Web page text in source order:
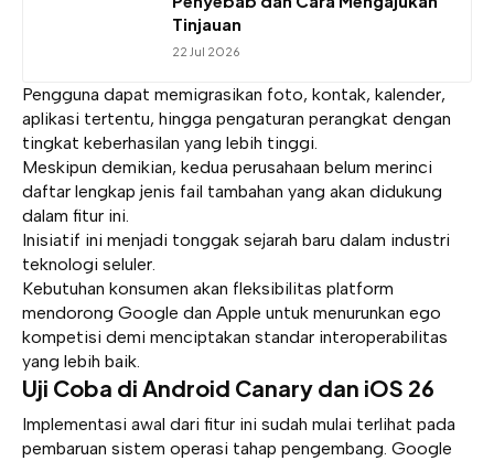
Tinjauan
22 Jul 2026
Pengguna dapat memigrasikan foto, kontak, kalender,
aplikasi tertentu, hingga pengaturan perangkat dengan
tingkat keberhasilan yang lebih tinggi.
Meskipun demikian, kedua perusahaan belum merinci
daftar lengkap jenis fail tambahan yang akan didukung
dalam fitur ini.
Inisiatif ini menjadi tonggak sejarah baru dalam industri
teknologi seluler.
Kebutuhan konsumen akan fleksibilitas platform
mendorong Google dan Apple untuk menurunkan ego
kompetisi demi menciptakan standar interoperabilitas
yang lebih baik.
Uji Coba di Android Canary dan iOS 26
Implementasi awal dari fitur ini sudah mulai terlihat pada
pembaruan sistem operasi tahap pengembang. Google